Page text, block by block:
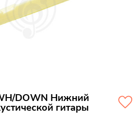
DOWN Нижний
гитары